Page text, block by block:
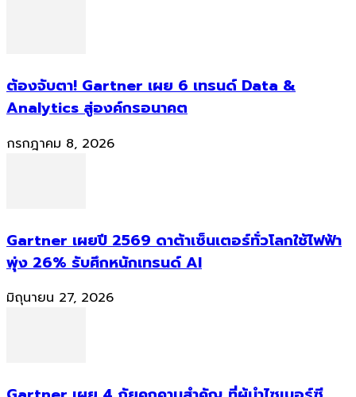
ต้องจับตา! Gartner เผย 6 เทรนด์ Data &
Analytics สู่องค์กรอนาคต
กรกฎาคม 8, 2026
Gartner เผยปี 2569 ดาต้าเซ็นเตอร์ทั่วโลกใช้ไฟฟ้า
พุ่ง 26% รับศึกหนักเทรนด์ AI
มิถุนายน 27, 2026